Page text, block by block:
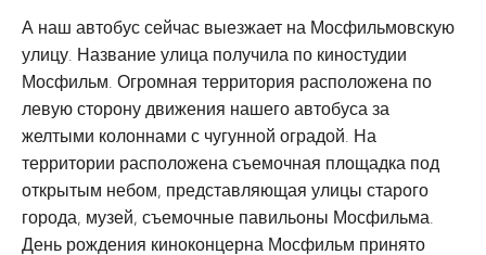
А наш автобус сейчас выезжает на Мосфильмовскую
улицу. Название улица получила по киностудии
Мосфильм. Огромная территория расположена по
левую сторону движения нашего автобуса за
желтыми колоннами с чугунной оградой. На
территории расположена съемочная площадка под
открытым небом, представляющая улицы старого
города, музей, съемочные павильоны Мосфильма.
День рождения киноконцерна Мосфильм принято